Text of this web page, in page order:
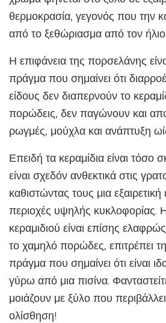
θερμοκρασία, γεγονός που την
από το ξεθώριασμα από τον ήλιο.
Η επιφάνεια της πορσελάνης
πράγμα που σημαίνει ότι
είδους δεν διαπερνούν το
πορώδεις, δεν παγώνουν και
ρωγμές, μούχλα και ανάπτυξη
Επειδή τα κεραμίδια είναι τόσο
είναι σχεδόν ανθεκτικά στις
καθιστώντας τους μια εξαιρετική
περιοχές υψηλής κυκλοφορίας.
κεραμιδιού είναι επίσης
το χαμηλό πορώδες, επιτρέπει
πράγμα που σημαίνει ότι είναι
γύρω από μια πισίνα.
μοιάζουν με ξύλο που
ολίσθηση!